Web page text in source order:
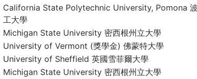
California State Polytechnic University, Pomona
工大學
Michigan State University 密西根州立大學
University of Vermont (獎學金) 佛蒙特大學
University of Sheffield 英國雪菲爾大學
Michigan State University 密西根州立大學